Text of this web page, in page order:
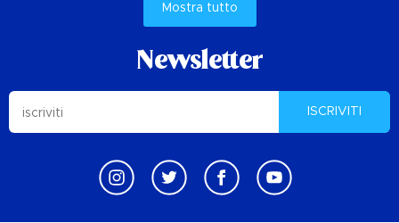
Mostra tutto
Newsletter
ISCRIVITI